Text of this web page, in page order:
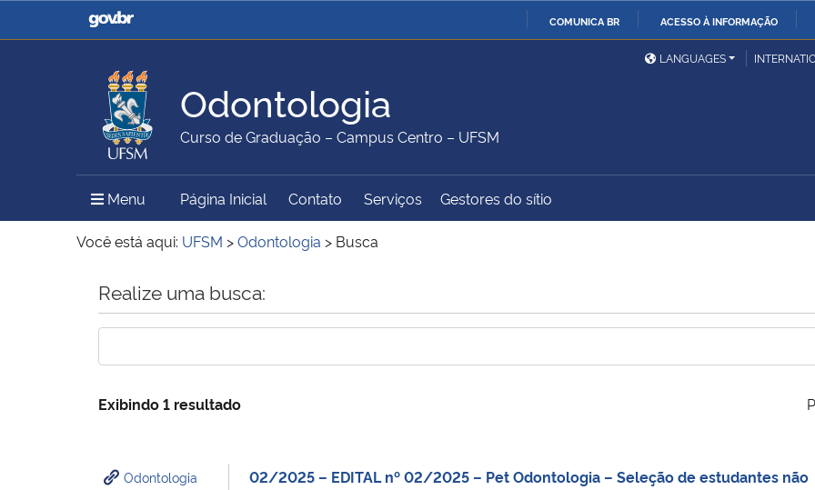
COMUNICA BR ACESSO À INFORMAÇÃO
Casa Civil
Ministério da Justiça e
Ministério da Defesa
Ministério das Relações
Exteriores
Ministério da Agricultura,
Pecuária e Abastecimento
Ministério da Educação
Ministério do Meio Ambiente Ministério do Turismo
Ministério do
LANGUAGES
Odontologia
Curso de Graduação – Campus Centro – UFSM
Menu Menu Principal do Sítio
Página Inicial Contato Serviços Gestores do sítio
Você está aqui: UFSM >Odontologia > Busca
Início do conteúdo
Realize uma busca:
Exibindo 1 resultado
Odontologia
02/2025 – EDITAL nº 02/2025 – Pet Odontologia – Seleção de estudantes não